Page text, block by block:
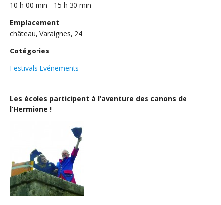
10 h 00 min - 15 h 30 min
Emplacement
château, Varaignes, 24
Catégories
Festivals Evénements
Les écoles participent à l’aventure des canons de
l’Hermione !